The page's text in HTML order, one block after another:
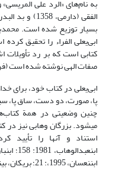
به نام‌های «الرد علی
بسیار توزیع شده است.
ابی‌یعلی الفراء را تحقیق
کتابی است که بر رد تأویلات
صفات الهی نوشته شده است (فراء، 1410،
ابی‌یعلی در کتاب خود، برای
پا، صورت، دو دست، ساق پا،
چنین وضعیتی در همة
می‏شود. بزرگان وهابی نیز
ابن‏نعسان، 1995،: 21؛ بریکان، بی‏تا: 271).